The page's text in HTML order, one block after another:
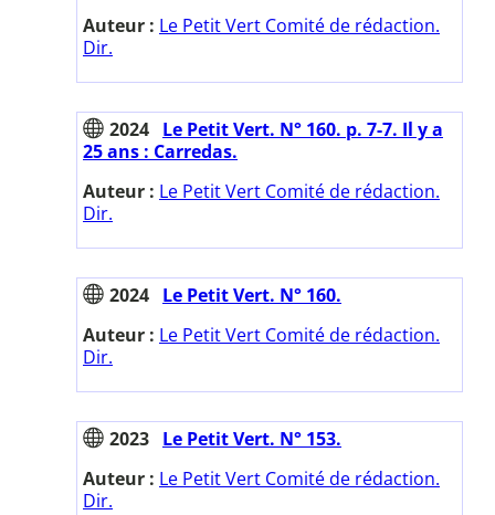
Auteur : Le Petit Vert Comité de rédaction.
Dir.
2024 Le Petit Vert. N° 160. p. 7-7. Il y a
25 ans : Carredas.
Auteur : Le Petit Vert Comité de rédaction.
Dir.
2024 Le Petit Vert. N° 160.
Auteur : Le Petit Vert Comité de rédaction.
Dir.
2023 Le Petit Vert. N° 153.
Auteur : Le Petit Vert Comité de rédaction.
Dir.